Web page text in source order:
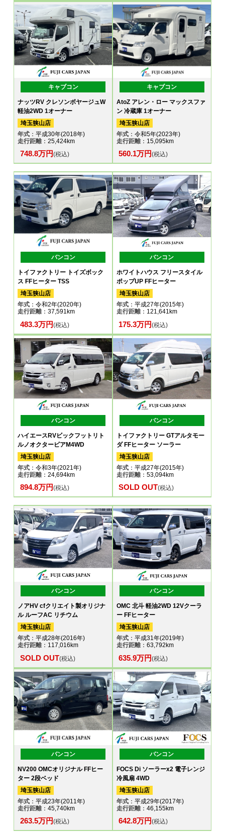
キャブコン
ナッツRV クレソンボヤージュW
軽油2WD 1オーナー
埼玉狭山店
年式 ：平成30年(2018年)
走行距離：25,424km
748.8万円(税込)
キャブコン
AtoZ アレン・ロー マックスファ
ン 冷蔵庫 1オーナー
埼玉狭山店
年式：令和5年(2023年)
走行距離：15,095km
560.1万円(税込)
バンコン
トイファクトリー トイズボック
ス FFヒーター TSS
埼玉狭山店
年式 ：令和2年(2020年)
走行距離：37,591km
483.3万円(税込)
バンコン
ホワイトハウス フリースタイル
ポップUP FFヒーター
埼玉狭山店
年式：平成27年(2015年)
走行距離：121,641km
175.3万円(税込)
バンコン
ハイエースRVビックフットリト
ルノオクタービアM4WD
埼玉狭山店
年式 ：令和3年(2021年)
走行距離：24,694km
894.8万円(税込)
バンコン
トイファクトリー GTアルタモー
ダ FFヒーター ソーラー
埼玉狭山店
年式：平成27年(2015年)
走行距離：53,094km
SOLD OUT(税込)
バンコン
ノアHV cfクリエイト製オリジナ
ル ルーフAC リチウム
埼玉狭山店
年式 ：平成28年(2016年)
走行距離：117,016km
SOLD OUT(税込)
バンコン
OMC 北斗 軽油2WD 12Vクーラ
ー FFヒーター
埼玉狭山店
年式：平成31年(2019年)
走行距離：63,792km
635.9万円(税込)
バンコン
NV200 OMCオリジナル FFヒー
ター 2段ベッド
埼玉狭山店
年式 ：平成23年(2011年)
走行距離：45,740km
263.5万円(税込)
バンコン
FOCS Di ソーラーx2 電子レンジ
冷風扇 4WD
埼玉狭山店
年式：平成29年(2017年)
走行距離：46,155km
642.8万円(税込)